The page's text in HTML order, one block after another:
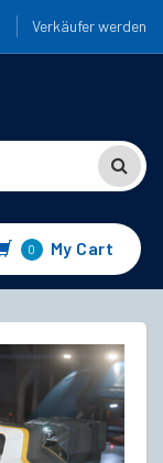
Verkäufer werden
0 My Cart